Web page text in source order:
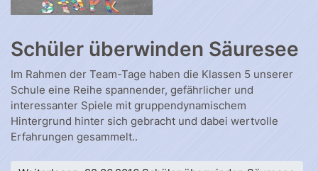
Schüler überwinden Säuresee
Im Rahmen der Team-Tage haben die Klassen 5 unserer
Schule eine Reihe spannender, gefährlicher und
interessanter Spiele mit gruppendynamischem
Hintergrund hinter sich gebracht und dabei wertvolle
Erfahrungen gesammelt..